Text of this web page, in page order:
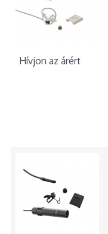
Hívjon az árért